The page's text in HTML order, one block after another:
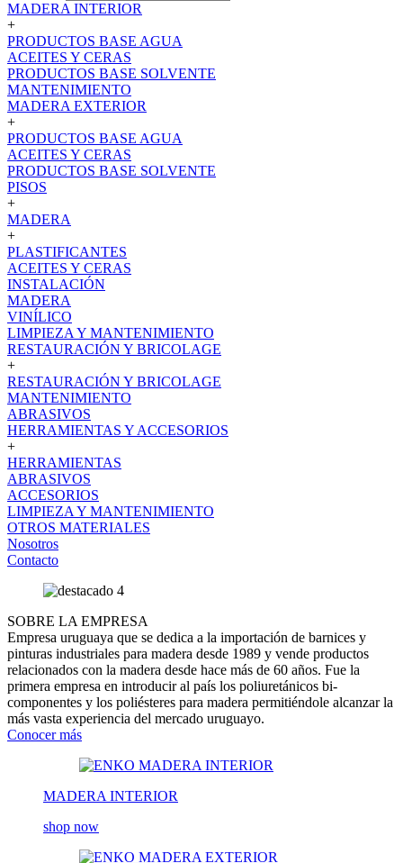
MADERA INTERIOR
+
PRODUCTOS BASE AGUA
ACEITES Y CERAS
PRODUCTOS BASE SOLVENTE
MANTENIMIENTO
MADERA EXTERIOR
+
PRODUCTOS BASE AGUA
ACEITES Y CERAS
PRODUCTOS BASE SOLVENTE
PISOS
+
MADERA
+
PLASTIFICANTES
ACEITES Y CERAS
INSTALACIÓN
MADERA
VINÍLICO
LIMPIEZA Y MANTENIMIENTO
RESTAURACIÓN Y BRICOLAGE
+
RESTAURACIÓN Y BRICOLAGE
MANTENIMIENTO
ABRASIVOS
HERRAMIENTAS Y ACCESORIOS
+
HERRAMIENTAS
ABRASIVOS
ACCESORIOS
LIMPIEZA Y MANTENIMIENTO
OTROS MATERIALES
Nosotros
Contacto
SOBRE LA EMPRESA
Empresa uruguaya que se dedica a la importación de barnices y
pinturas industriales para madera desde 1989 y vende productos
relacionados con la madera desde hace más de 60 años. Fue la
primera empresa en introducir al país los poliuretánicos bi-
componentes y los poliésteres para madera permitiéndole alcanzar la
más vasta experiencia del mercado uruguayo.
Conocer más
MADERA INTERIOR
shop now